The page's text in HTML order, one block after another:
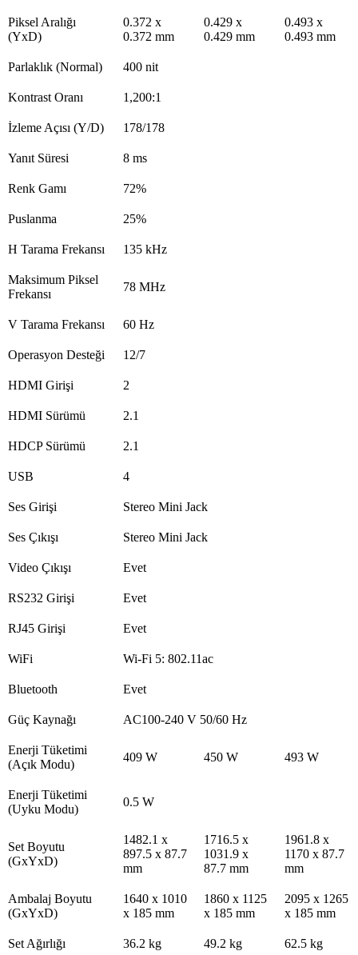
Piksel Aralığı
(YxD)
0.372 x
0.372 mm
0.429 x
0.429 mm
0.493 x
0.493 mm
Parlaklık (Normal) 400 nit
Kontrast Oranı 1,200:1
İzleme Açısı (Y/D) 178/178
Yanıt Süresi 8 ms
Renk Gamı 72%
Puslanma 25%
H Tarama Frekansı 135 kHz
Maksimum Piksel
Frekansı
78 MHz
V Tarama Frekansı 60 Hz
Operasyon Desteği 12/7
HDMI Girişi 2
HDMI Sürümü 2.1
HDCP Sürümü 2.1
USB 4
Ses Girişi Stereo Mini Jack
Ses Çıkışı Stereo Mini Jack
Video Çıkışı Evet
RS232 Girişi Evet
RJ45 Girişi Evet
WiFi Wi-Fi 5: 802.11ac
Bluetooth Evet
Güç Kaynağı AC100-240 V 50/60 Hz
Enerji Tüketimi
(Açık Modu)
409 W 450 W 493 W
Enerji Tüketimi
(Uyku Modu)
0.5 W
Set Boyutu
(GxYxD)
1482.1 x
897.5 x 87.7
mm
1716.5 x
1031.9 x
87.7 mm
1961.8 x
1170 x 87.7
mm
Ambalaj Boyutu
(GxYxD)
1640 x 1010
x 185 mm
1860 x 1125
x 185 mm
2095 x 1265
x 185 mm
Set Ağırlığı 36.2 kg 49.2 kg 62.5 kg